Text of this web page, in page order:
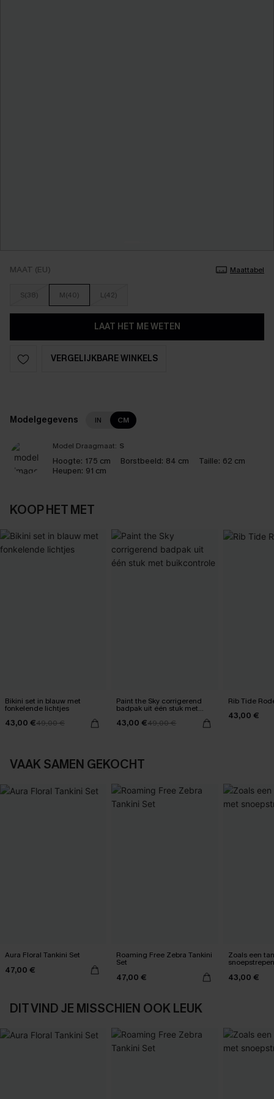
MAAT (EU) Maattabel
S(38) M(40) L(42)
LAAT HET ME WETEN
VERGELIJKBARE WINKELS
Modelgegevens IN CM
Model Draagmaat: S
Hoogte: 175 cm Borstbeeld: 84 cm Taille: 62 cm
Heupen: 91 cm
KOOP HET MET
Bikini set in blauw met
fonkelende lichtjes
43,00 €49,00 €
Paint the Sky corrigerend
badpak uit één stuk met
buikcontrole
43,00 €49,00 €
Rib Tide
43,00 €
VAAK SAMEN GEKOCHT
Aura Floral Tankini Set
47,00 €
Roaming Free Zebra Tankini
Set
47,00 €
Zoals een
snoepstrepen
43,00 €
DIT VIND JE MISSCHIEN OOK LEUK